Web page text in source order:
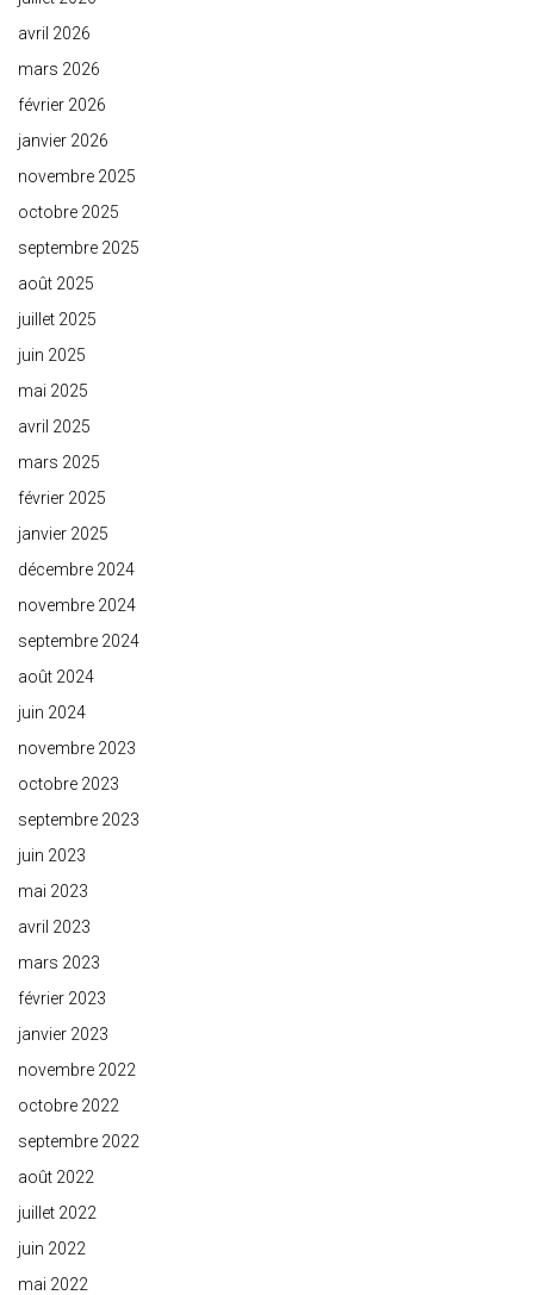
avril 2026
mars 2026
février 2026
janvier 2026
novembre 2025
octobre 2025
septembre 2025
août 2025
juillet 2025
juin 2025
mai 2025
avril 2025
mars 2025
février 2025
janvier 2025
décembre 2024
novembre 2024
septembre 2024
août 2024
juin 2024
novembre 2023
octobre 2023
septembre 2023
juin 2023
mai 2023
avril 2023
mars 2023
février 2023
janvier 2023
novembre 2022
octobre 2022
septembre 2022
août 2022
juillet 2022
juin 2022
mai 2022